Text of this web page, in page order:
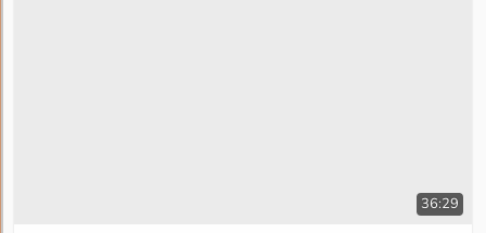
36:29